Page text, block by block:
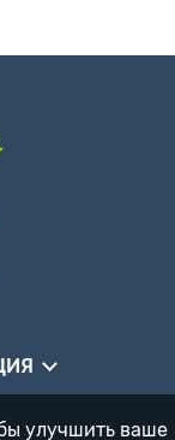
улучшить ваше